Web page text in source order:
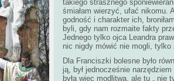
takiego strasznego
śmiałam wierzyć, ufać nikomu.
godność i charakter ich,
byli, gdy nam rozmaite fakty
Jednego tylko ojca Leandra
nic nigdy mówić nie mogli,
Dla Franciszki bolesne było
ją, był jednocześnie
była więc modlitwa, ale tu „